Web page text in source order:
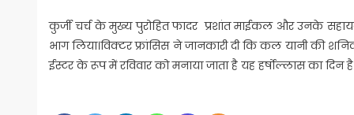
कुर्जी चर्च के मुख्य पुरोहित फादर प्रशांत माईकल और उनके
भाग लिया।विक्टर फ्रांसिस ने जानकारी दी कि कल यानी की
ईस्टर के रूप में रविवार को मनाया जाता है यह हर्षोल्लास का